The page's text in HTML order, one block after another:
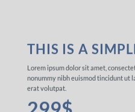
THIS IS A
Lorem ipsum dolor sit amet,
nonummy nibh euismod tincidunt ut
erat volutpat.